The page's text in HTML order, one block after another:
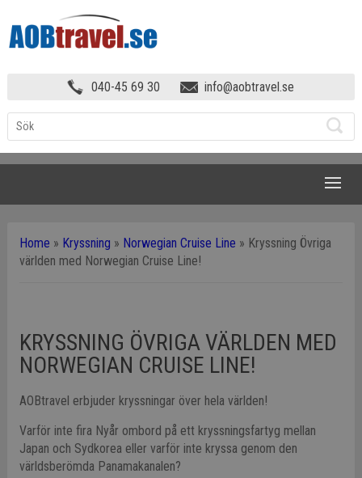
040-45 69 30 info@aobtravel.se
Home » Kryssning » Norwegian Cruise Line » Kryssning Övriga
världen med Norwegian Cruise Line!
KRYSSNING ÖVRIGA VÄRLDEN MED
NORWEGIAN CRUISE LINE!
AOBtravel erbjuder kryssningar över hela världen!
Varför inte fira Nyår ombord på ett kryssningsfartyg mellan
Japan och Sydkorea eller varför inte kryssa genom den
världsberömda Panamakanalen?